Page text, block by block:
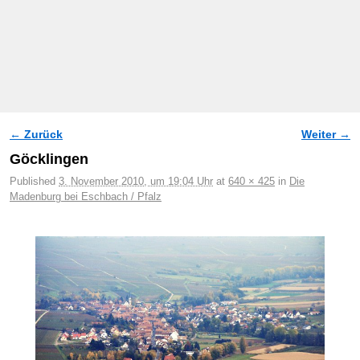
Bilder-Navigation
← Zurück Weiter →
Göcklingen
Published 3. November 2010, um 19:04 Uhr at 640 × 425 in Die
Madenburg bei Eschbach / Pfalz